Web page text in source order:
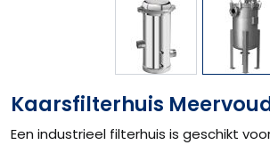
Kaarsfilterhuis
Een industrieel filterhuis is geschikt